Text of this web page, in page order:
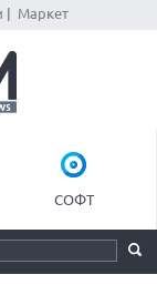
Маркет
СОФТ